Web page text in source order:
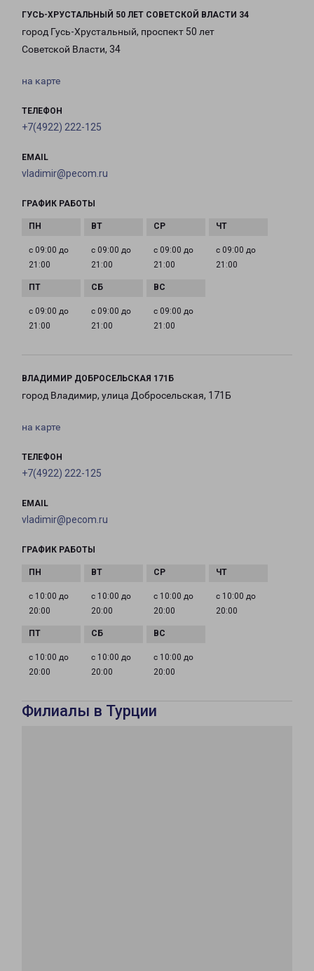
ГУСЬ-ХРУСТАЛЬНЫЙ 50 ЛЕТ СОВЕТСКОЙ ВЛАСТИ 34
город Гусь-Хрустальный, проспект 50 лет
Советской Власти, 34
на карте
ТЕЛЕФОН
+7(4922) 222-125
EMAIL
vladimir@pecom.ru
ГРАФИК РАБОТЫ
с 09:00 до
21:00
с 09:00 до
21:00
с 09:00 до
21:00
с 09:00 до
21:00
с 09:00 до
21:00
с 09:00 до
21:00
с 09:00 до
21:00
ВЛАДИМИР ДОБРОСЕЛЬСКАЯ 171Б
город Владимир, улица Добросельская, 171Б
на карте
ТЕЛЕФОН
+7(4922) 222-125
EMAIL
vladimir@pecom.ru
ГРАФИК РАБОТЫ
с 10:00 до
20:00
с 10:00 до
20:00
с 10:00 до
20:00
с 10:00 до
20:00
с 10:00 до
20:00
с 10:00 до
20:00
с 10:00 до
20:00
Филиалы в Турции